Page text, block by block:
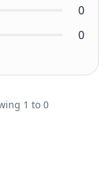
0
0
1 to 0